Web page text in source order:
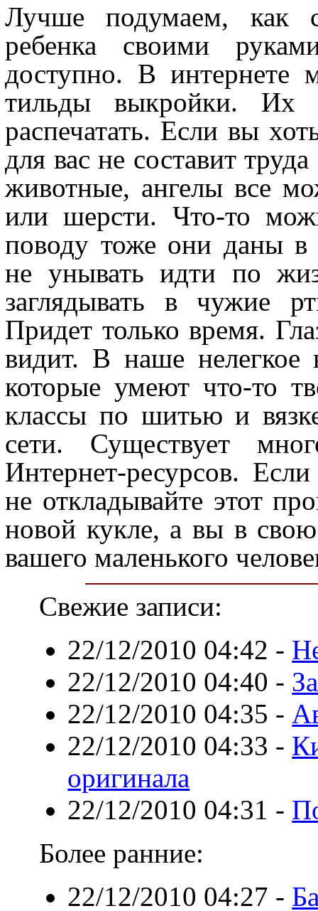
Лучше подумаем, как
ребенка своими
доступно. В
тильды выкройки. Их
распечатать. Если вы
для вас не составит
животные, ангелы все
или шерсти. Что-то
поводу тоже они даны в
не унывать идти по
заглядывать в чужие
Придет только время.
видит. В наше
которые умеют что-то
классы по шитью и
сети. Существует
Интернет-ресурсов.
не откладывайте этот
новой кукле, а вы в
вашего маленького
Свежие записи:
22/12/2010 04:42 -
22/12/2010 04:40 -
22/12/2010 04:35 -
22/12/2010 04:33 -
оригинала
22/12/2010 04:31 -
Более ранние:
22/12/2010 04:27 -